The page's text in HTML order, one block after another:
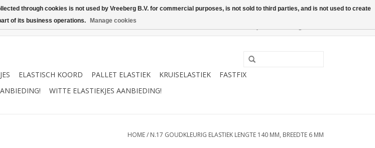
ELASTISCH KOORD PALLET ELASTIEK KRUISELASTIEK
FASTFIX
WITTE ELASTIEKJES AANBIEDING!
HOME/ N.17 GOUDKLEURIG ELASTIEK LENGTE 140 MM, BREEDTE 6 MM
through cookies is not used by Vreeberg B.V. for commercial purposes, is not sold to third parties, and is not used to create
of its business operations.
Manage cookies